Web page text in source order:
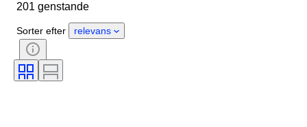
Æra
201 genstande
Sorter efter relevans